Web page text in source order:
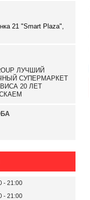
21 "Smart Plaza",
ЛУЧШИЙ
СУПЕРМАРКЕТ
20 ЛЕТ
21:00
21:00